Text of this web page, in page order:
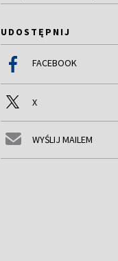
UDOSTĘPNIJ
FACEBOOK
X
WYŚLIJ MAILEM